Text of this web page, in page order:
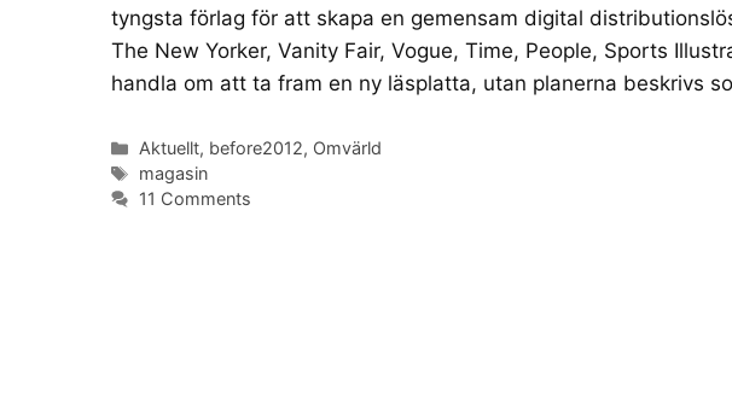
tyngsta förlag för att skapa en gemensam digital
The New Yorker, Vanity Fair, Vogue, Time, People, Sports
handla om att ta fram en ny läsplatta, utan planerna beskrivs
Categories
Aktuellt, before2012, Omvärld
Tags
magasin
11 Comments